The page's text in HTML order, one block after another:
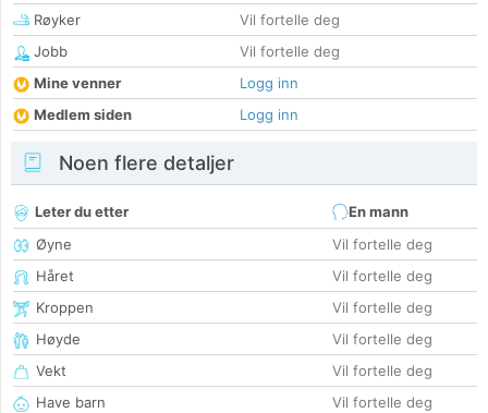
Røyker
Vil fortelle deg
Jobb
Vil fortelle deg
Mine venner
Logg inn
Medlem siden
Logg inn
Noen flere detaljer
Leter du etter
En mann
Øyne
Vil fortelle deg
Håret
Vil fortelle deg
Kroppen
Vil fortelle deg
Høyde
Vil fortelle deg
Vekt
Vil fortelle deg
Have barn
Vil fortelle deg